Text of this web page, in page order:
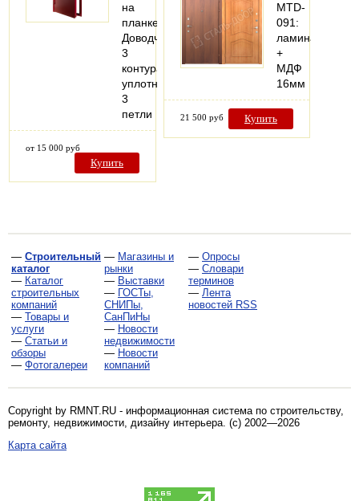
на
планке
Доводчик
3
контура
уплотнения
3
петли
от 15 000 руб
Купить
MTD-
091:
ламинат
+
МДФ
16мм
21 500 руб Купить
— Строительный
каталог
— Каталог
строительных
компаний
— Товары и
услуги
— Статьи и
обзоры
— Фотогалереи
— Магазины и
рынки
— Выставки
— ГОСТы,
СНИПы,
СанПиНы
— Новости
недвижимости
— Новости
компаний
— Опросы
— Словари
терминов
— Лента
новостей RSS
Copyright by RMNT.RU - информационная система по строительству,
ремонту, недвижимости, дизайну интерьера. (c) 2002—2026
Карта сайта